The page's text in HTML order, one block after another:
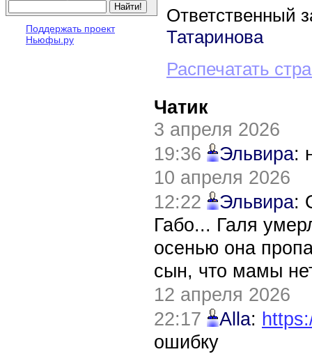
Поддержать проект
Ньюфы.ру
Ответственный
Татаринова
Распечатать
Чатик
3 апреля 2026
19:36
Эльвира:
10 апреля 2026
12:22
Эльвира:
Габо... Галя
осенью она
сын, что мамы
12 апреля 2026
22:17
Alla:
ошибку